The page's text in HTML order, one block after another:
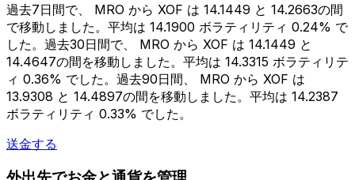
過去7日間で、 MRO から XOF は 14.1449 と 14.2663の間
で移動しました。平均は 14.1900 ボラティリティ 0.24% で
した。過去30日間で、 MRO から XOF は 14.1449 と
14.4647の間を移動しました。平均は 14.3315 ボラティリテ
ィ 0.36% でした。過去90日間、 MRO から XOF は
13.9308 と 14.4897の間を移動しました。平均は 14.2387
ボラティリティ 0.33% でした。
送金する